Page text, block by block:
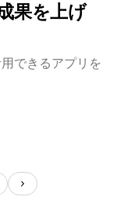
果を上げ
できるアプリを